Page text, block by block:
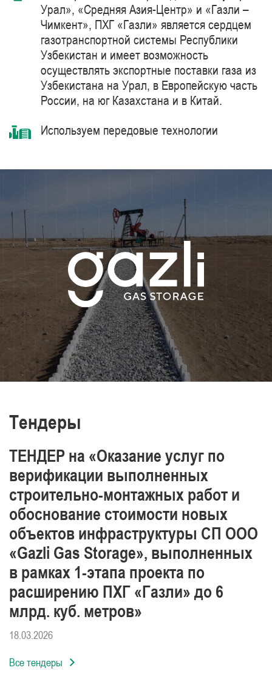
Урал», «Средняя Азия-Центр» и «Газли –
Чимкент», ПХГ «Газли» является сердцем
газотранспортной системы Республики
Узбекистан и имеет возможность
осуществлять экспортные поставки газа из
Узбекистана на Урал, в Европейскую часть
России, на юг Казахстана и в Китай.
Используем передовые технологии
агрегатов единичной мощностью 41 МВт
производства компании Siemens Energy –
мирового лидера в области поставки
продуктов, решений, систем и технологий
для добычи, переработки и
транспортировки нефти и газа,
производства энергии и тепла
Постоянно повышаем уровень знаний и
обеспечиваем промышленную
безопасность, охрану труда и окружающей
среды.
профессионализма наших работников
Тендеры
ТЕНДЕР на «Оказание услуг по
верификации выполненных
строительно-монтажных работ и
обоснование стоимости новых
объектов инфраструктуры СП ООО
«Gazli Gas Storage», выполненных
в рамках 1-этапа проекта по
расширению ПХГ «Газли» до 6
млрд. куб. метров»
18.03.2026
Все тендеры